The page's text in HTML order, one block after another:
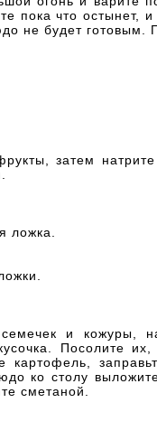
пока что остынет,
не будет готовым.
затем
ложка.
и кожуры,
Посолите
картофель,
ко столу
сметаной.